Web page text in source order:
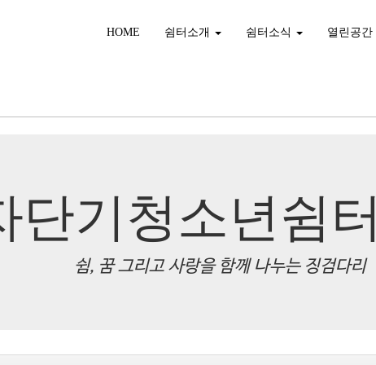
HOME 쉼터소개 쉼터소식 열린공간
단기청소년쉼터
쉼, 꿈 그리고 사랑을 함께 나누는 징검다리